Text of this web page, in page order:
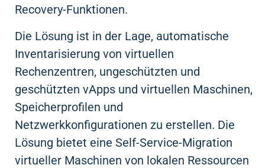
Recovery-Funktionen.
Die Lösung ist in der Lage, automatische
Inventarisierung von virtuellen
Rechenzentren, ungeschützten und
geschützten vApps und virtuellen Maschinen,
Speicherprofilen und
Netzwerkkonfigurationen zu erstellen. Die
Lösung bietet eine Self-Service-Migration
virtueller Maschinen von lokalen Ressourcen